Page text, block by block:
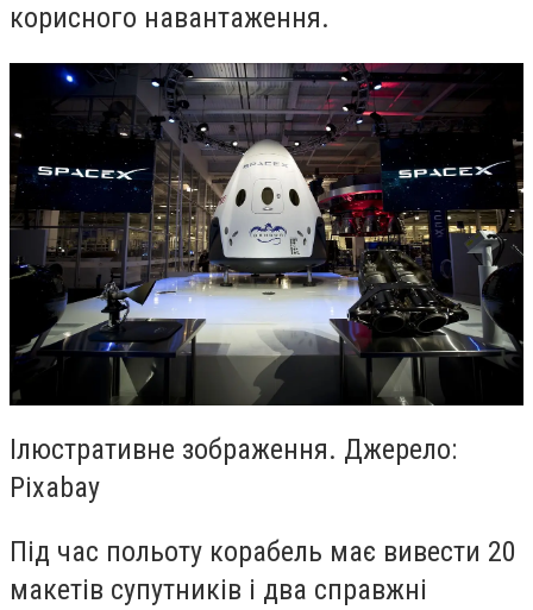
корисного навантаження.
Ілюстративне зображення. Джерело:
Pixabay
Під час польоту корабель має вивести 20
макетів супутників і два справжні